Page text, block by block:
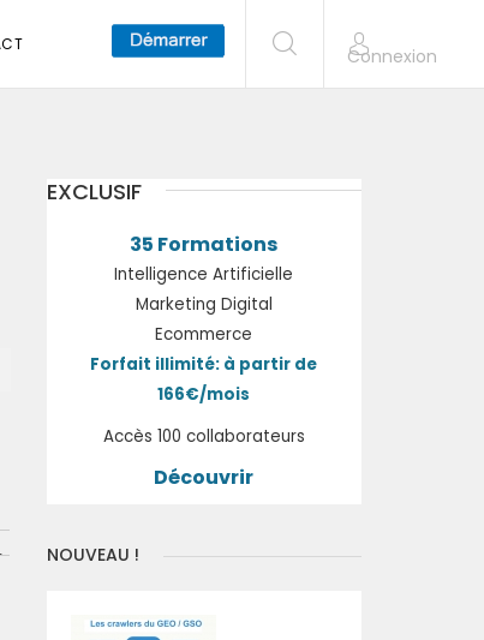
Connexion
EXCLUSIF
35 Formations
Intelligence Artificielle
Marketing Digital
Ecommerce
Forfait illimité: à partir de
166€/mois
Accès 100 collaborateurs
Découvrir
NOUVEAU !